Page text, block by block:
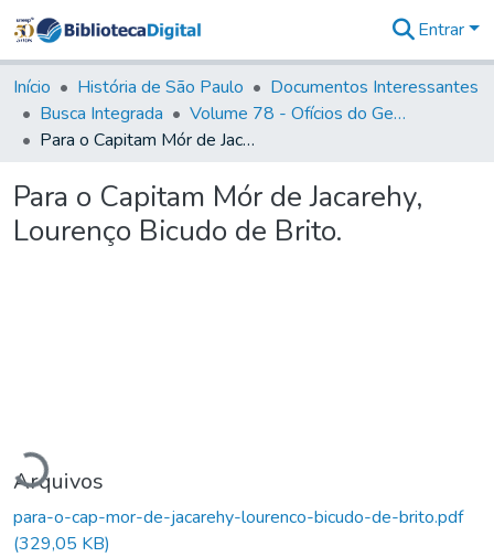
&
Coleções
Tudo na
Biblioteca
Estatísticas
Entrar
Início História de São Paulo
Documentos Interessantes
Busca Integrada
Volume 78 - Ofícios do General Martim Lopes Lobo de Saldanha (1777)
Para o Capitam Mór de Jacarehy, Lourenço Bicudo de Brito.
Para o Capitam Mór de Jacarehy,
Lourenço Bicudo de Brito.
Arquivos
para-o-cap-mor-de-jacarehy-lourenco-bicudo-de-brito.pdf
(329,05 KB)